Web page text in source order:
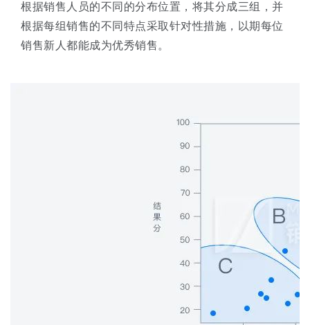
根据销售人员的不同的分布位置，将其分成三组，并
根据每组销售的不同特点采取针对性措施，以期每位
销售新人都能成为优秀销售。